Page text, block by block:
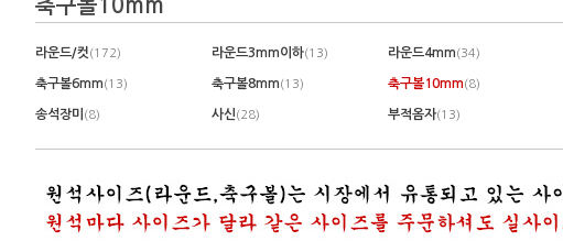
축구볼10mm
라운드/컷(172) 라운드3mm이하(13) 라운드4mm(34)
축구볼6mm(13) 축구볼8mm(13) 축구볼10mm(8)
송석장미 (8) 사신(28) 부적옴자(13)